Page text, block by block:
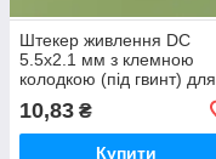
Штекер живлення DC
5.5х2.1 мм з клемною
колодкою (під гвинт) для
швидкого монтажу без
пайки
10,83 ₴
Купити